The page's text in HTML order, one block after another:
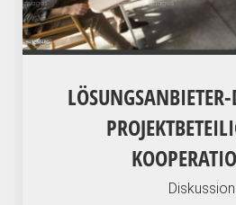
Diskussion